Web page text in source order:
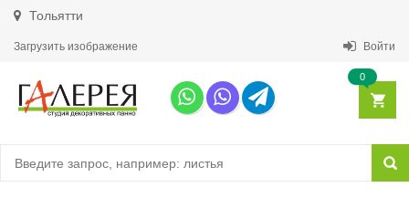
Тольятти
Загрузить изображение Войти
0